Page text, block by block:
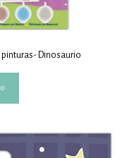
pinturas- Dinosaurio